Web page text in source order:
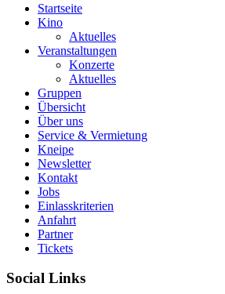
Startseite
Kino
Aktuelles
Veranstaltungen
Konzerte
Aktuelles
Gruppen
Übersicht
Über uns
Service & Vermietung
Kneipe
Newsletter
Kontakt
Jobs
Einlasskriterien
Anfahrt
Partner
Tickets
Social Links